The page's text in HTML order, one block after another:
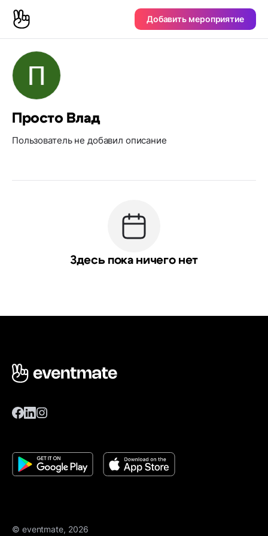
Добавить мероприятие
Просто Влад
Пользователь не добавил описание
Здесь пока ничего нет
© eventmate, 2026